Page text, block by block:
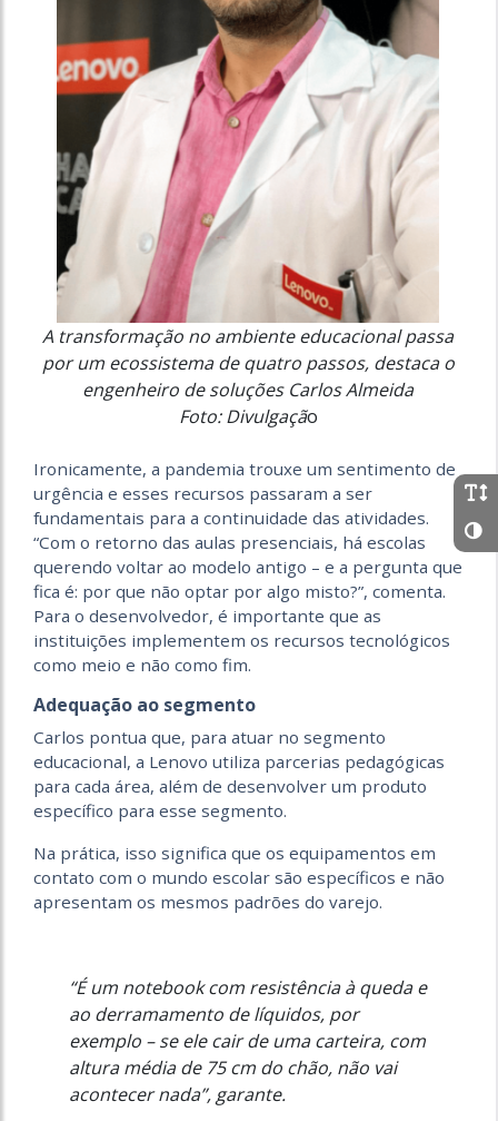
A transformação no ambiente educacional passa
por um ecossistema de quatro passos, destaca o
engenheiro de soluções Carlos Almeida
Foto: Divulgação
Ironicamente, a pandemia trouxe um sentimento de
urgência e esses recursos passaram a ser
fundamentais para a continuidade das atividades.
“Com o retorno das aulas presenciais, há escolas
querendo voltar ao modelo antigo – e a pergunta que
fica é: por que não optar por algo misto?”, comenta.
Para o desenvolvedor, é importante que as
instituições implementem os recursos tecnológicos
como meio e não como fim.
Adequação ao segmento
Carlos pontua que, para atuar no segmento
educacional, a Lenovo utiliza parcerias pedagógicas
para cada área, além de desenvolver um produto
específico para esse segmento.
Na prática, isso significa que os equipamentos em
contato com o mundo escolar são específicos e não
apresentam os mesmos padrões do varejo.
“É um notebook com resistência à queda e
ao derramamento de líquidos, por
exemplo – se ele cair de uma carteira, com
altura média de 75 cm do chão, não vai
acontecer nada”, garante.